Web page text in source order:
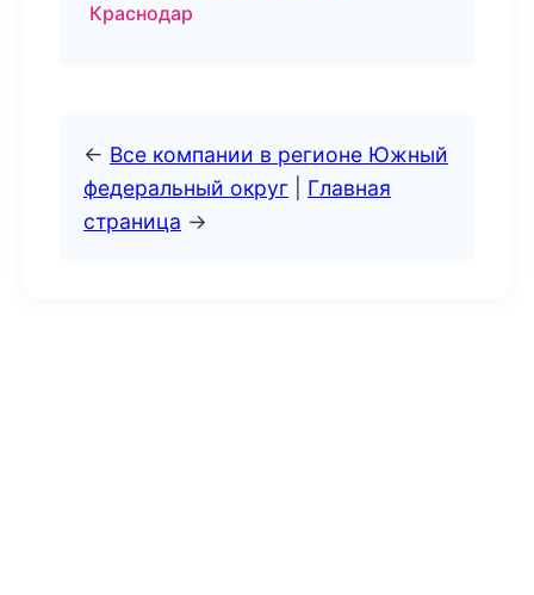
Краснодар
← Все компании в регионе Южный
федеральный округ
Главная
страница →